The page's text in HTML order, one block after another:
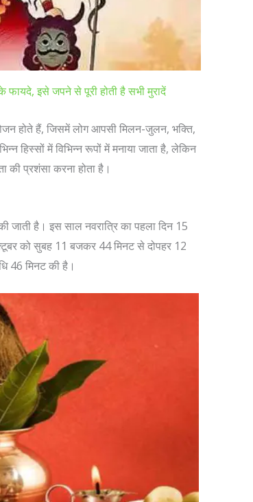
फायदे, इसे जपने से पूरी होती है सभी मुरादें
होते हैं, जिसमें लोग आपसी मिलन-जुलन, भक्ति,
हिस्सों में विभिन्न रूपों में मनाया जाता है, लेकिन
प्रशंसा करना होता है।
जाती है। इस साल नवरात्रि का पहला दिन 15
को सुबह 11 बजकर 44 मिनट से दोपहर 12
46 मिनट की है।